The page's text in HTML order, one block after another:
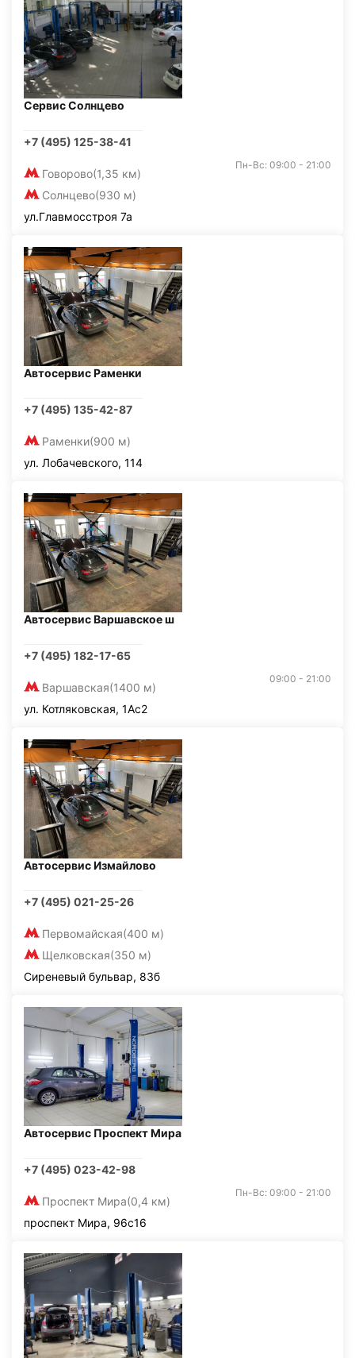
Сервис Солнцево
+7 (495) 125-38-41
Говорово(1,35 км)
Солнцево(930 м)
Пн-Вс: 09:00 - 21:00
ул.Главмосстроя 7а
Автосервис Раменки
+7 (495) 135-42-87
Раменки(900 м)
ул. Лобачевского, 114
Автосервис Варшавское ш
+7 (495) 182-17-65
Варшавская(1400 м)
09:00 - 21:00
ул. Котляковская, 1Ас2
Автосервис Измайлово
+7 (495) 021-25-26
Первомайская(400 м)
Щелковская(350 м)
Сиреневый бульвар, 83б
Автосервис Проспект Мира
+7 (495) 023-42-98
Проспект Мира(0,4 км)
Пн-Вс: 09:00 - 21:00
проспект Мира, 96с16